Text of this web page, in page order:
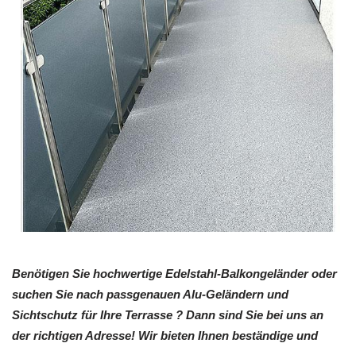
Benötigen Sie hochwertige Edelstahl-Balkongeländer oder
suchen Sie nach passgenauen Alu-Geländern und
Sichtschutz für Ihre Terrasse ? Dann sind Sie bei uns an
der richtigen Adresse! Wir bieten Ihnen beständige und